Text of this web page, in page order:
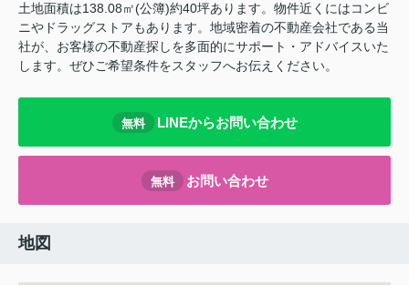
土地面積は138.08㎡(公簿)約40坪あります。物件近くにはコンビ
ニやドラッグストアもあります。地域密着の不動産会社である当
社が、お客様の不動産探しを多面的にサポート・アドバイスいた
します。ぜひご希望条件をスタッフへお伝えください。
無料 LINEからお問い合わせ
無料 お問い合わせ
地図